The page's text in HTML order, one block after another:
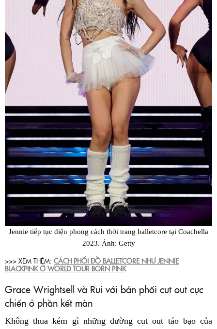
Jennie tiếp tục diện phong cách thời trang balletcore tại Coachella
2023. Ảnh: Getty
>>> XEM THÊM: CÁCH PHỐI ĐỒ BALLETCORE NHƯ JENNIE
BLACKPINK Ở WORLD TOUR BORN PINK
Grace Wrightsell và Rui với bản phối cut out cực
chiến ở phần kết màn
Không thua kém gì những đường cut out táo bạo của